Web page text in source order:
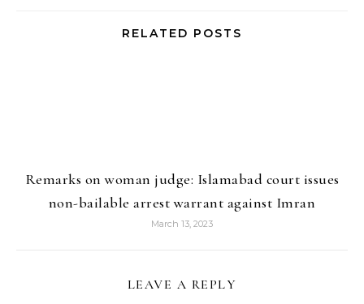
RELATED POSTS
Remarks on woman judge: Islamabad court issues
non-bailable arrest warrant against Imran
March 13, 2023
LEAVE A REPLY